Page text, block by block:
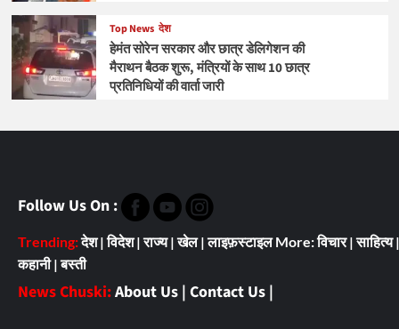
Top News देश
हेमंत सोरेन सरकार और छात्र डेलिगेशन की
मैराथन बैठक शुरू, मंत्रियों के साथ 10 छात्र
प्रतिनिधियों की वार्ता जारी
Follow Us On :
Trending:देश|विदेश|राज्य|खेल|लाइफ़स्टाइल More:विचार|साहित्य|
कहानी|बस्ती
News Chuski:About Us | Contact Us |